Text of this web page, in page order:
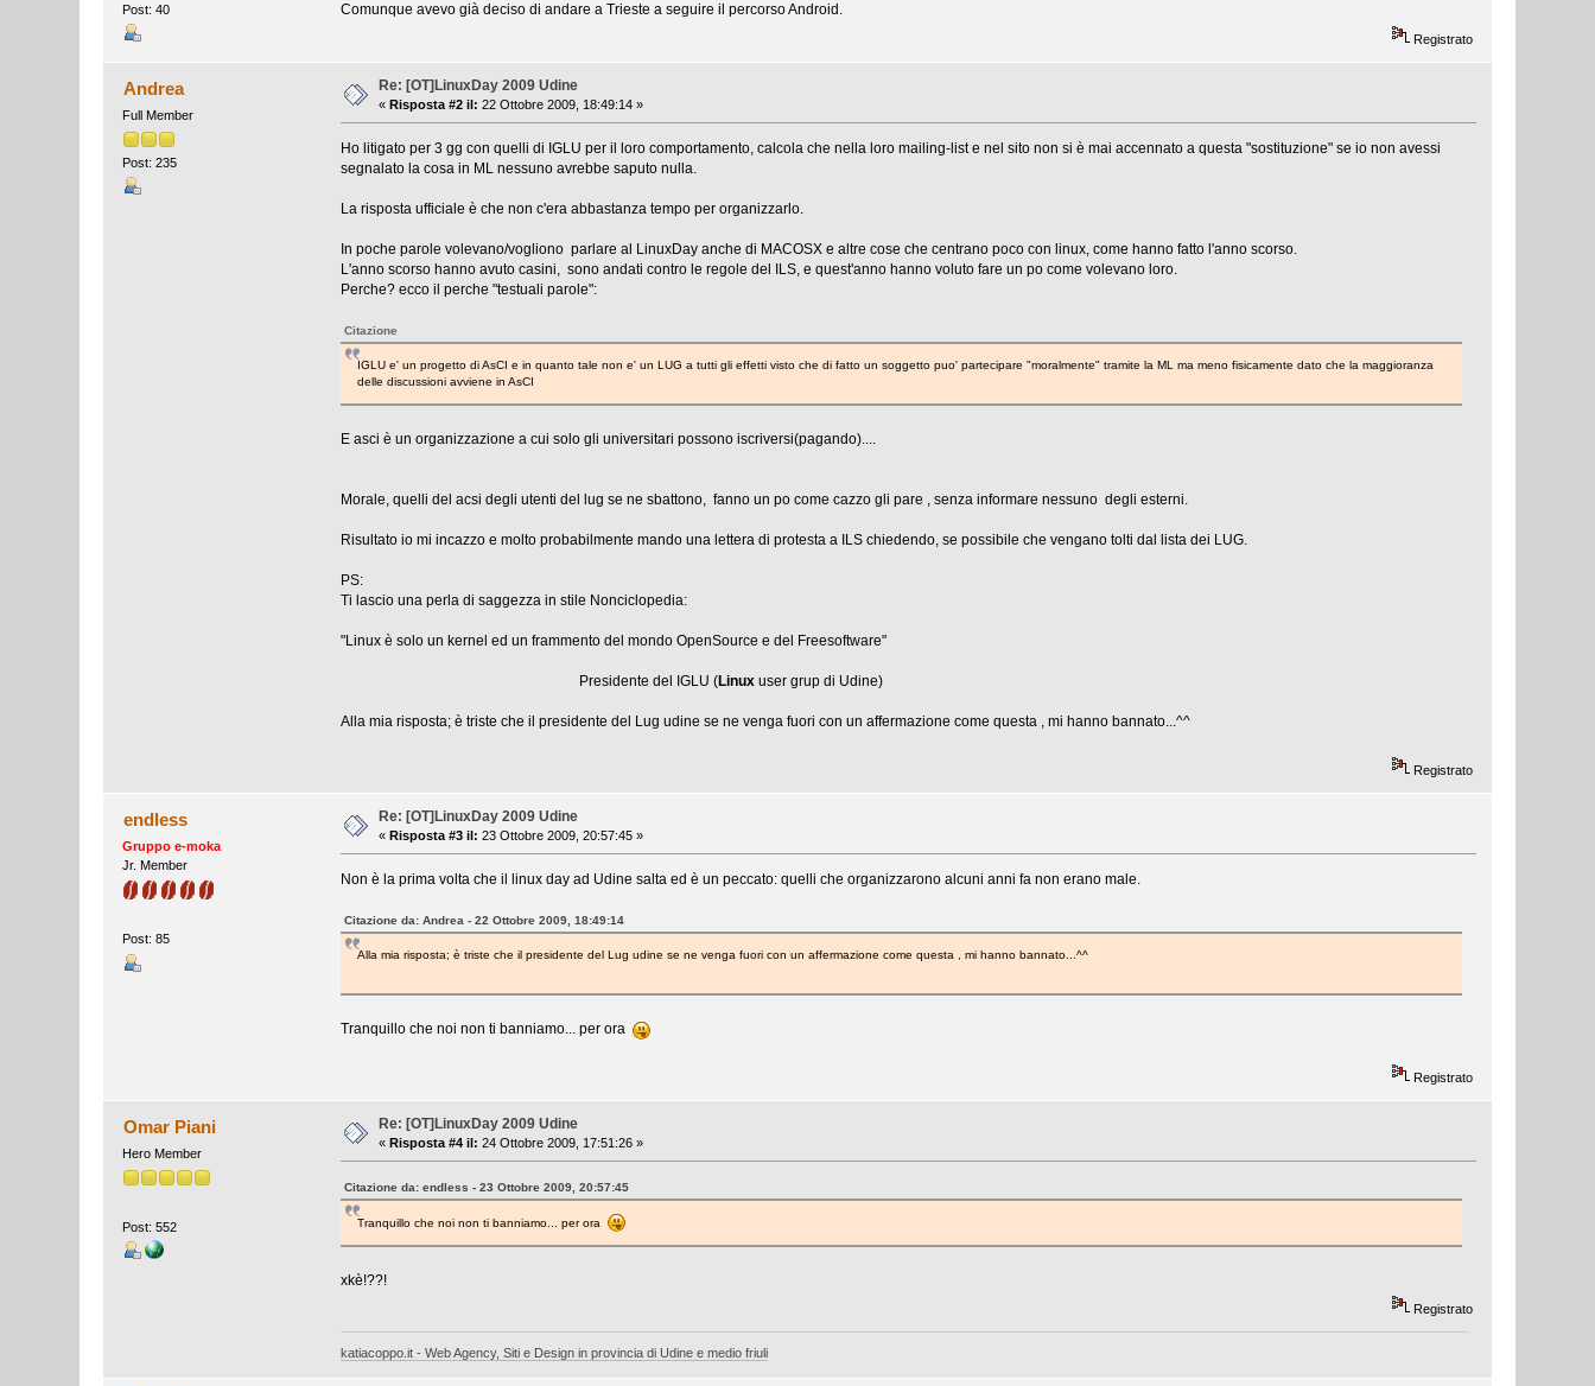
Post: 40 Comunque avevo già deciso di andare a Trieste a seguire il percorso Android.
Registrato
Andrea
Full Member
Post: 235
Re: [OT]LinuxDay 2009 Udine
«Risposta #2 il: 22 Ottobre 2009, 18:49:14 »
Ho litigato per 3 gg con quelli di IGLU per il loro comportamento, calcola che nella loro mailing-list e nel sito non si è mai accennato a questa "sostituzione" se io non avessi
segnalato la cosa in ML nessuno avrebbe saputo nulla.
La risposta ufficiale è che non c'era abbastanza tempo per organizzarlo.
In poche parole volevano/vogliono parlare al LinuxDay anche di MACOSX e altre cose che centrano poco con linux, come hanno fatto l'anno scorso.
L'anno scorso hanno avuto casini, sono andati contro le regole del ILS, e quest'anno hanno voluto fare un po come volevano loro.
Perche? ecco il perche "testuali parole":
Citazione
IGLU e' un progetto di AsCI e in quanto tale non e' un LUG a tutti gli effetti visto che di fatto un soggetto puo' partecipare "moralmente" tramite la ML ma meno fisicamente dato che la maggioranza
delle discussioni avviene in AsCI
E asci è un organizzazione a cui solo gli universitari possono iscriversi(pagando)....
Morale, quelli del acsi degli utenti del lug se ne sbattono, fanno un po come cazzo gli pare , senza informare nessuno degli esterni.
Risultato io mi incazzo e molto probabilmente mando una lettera di protesta a ILS chiedendo, se possibile che vengano tolti dal lista dei LUG.
PS:
Ti lascio una perla di saggezza in stile Nonciclopedia:
"Linux è solo un kernel ed un frammento del mondo OpenSource e del Freesoftware"
Presidente del IGLU (Linuxuser grup di Udine)
Alla mia risposta; è triste che il presidente del Lug udine se ne venga fuori con un affermazione come questa , mi hanno bannato...^^
Registrato
endless
Gruppo e-moka
Jr. Member
Post: 85
Re: [OT]LinuxDay 2009 Udine
«Risposta #3 il: 23 Ottobre 2009, 20:57:45 »
Non è la prima volta che il linux day ad Udine salta ed è un peccato: quelli che organizzarono alcuni anni fa non erano male.
Citazione da: Andrea - 22 Ottobre 2009, 18:49:14
Alla mia risposta; è triste che il presidente del Lug udine se ne venga fuori con un affermazione come questa , mi hanno bannato...^^
Tranquillo che noi non ti banniamo... per ora
Registrato
Omar Piani
Hero Member
Post: 552
Re: [OT]LinuxDay 2009 Udine
«Risposta #4 il: 24 Ottobre 2009, 17:51:26 »
Citazione da: endless - 23 Ottobre 2009, 20:57:45
Tranquillo che noi non ti banniamo... per ora
xkè!??!
Registrato
katiacoppo.it - Web Agency, Siti e Design in provincia di Udine e medio friuli